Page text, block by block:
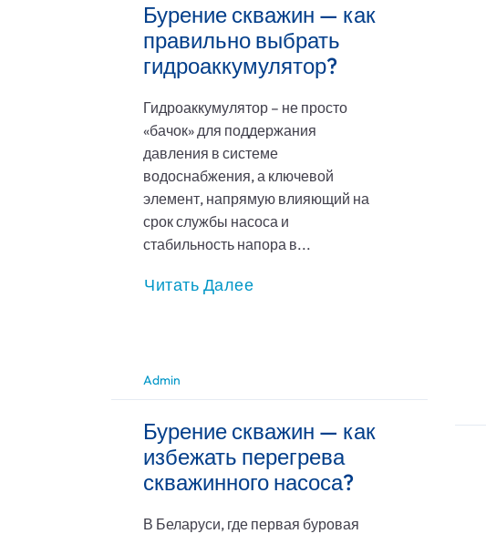
Бурение скважин — как
правильно выбрать
гидроаккумулятор?
Гидроаккумулятор – не просто
«бачок» для поддержания
давления в системе
водоснабжения, а ключевой
элемент, напрямую влияющий на
срок службы насоса и
стабильность напора в...
Читать Далее
Admin
Бурение скважин — как
избежать перегрева
скважинного насоса?
В Беларуси, где первая буровая